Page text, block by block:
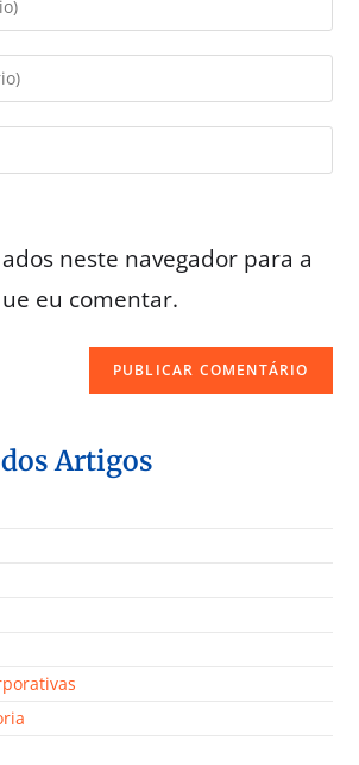
neste navegador para a
eu comentar.
Artigos